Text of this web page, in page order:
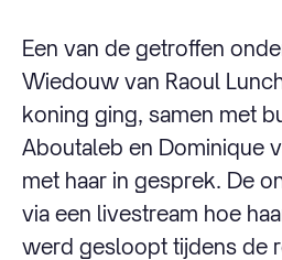
Een van de getroffen
Wiedouw van Raoul
koning ging, samen met
Aboutaleb en Dominique
met haar in gesprek. De
via een livestream hoe
werd gesloopt tijdens de